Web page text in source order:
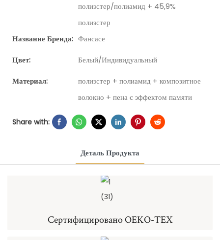
полиэстер/полиамид + 45,9%
полиэстер
Название Бренда: Фансасе
Цвет: Белый/Индивидуальный
Материал:
полиэстер + полиамид + композитное
волокно + пена с эффектом памяти
Share with:
Деталь Продукта
Сертифицировано OEKO-TEX